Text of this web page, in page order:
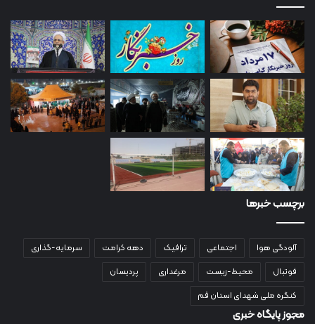
برچسب خبرها
آلودگی هوا اجتماعی ترافیک دهه کرامت
سرمایه-گذاری
فوتبال
محیط-زیست مرغداری
پردیسان
کنگره ملی شهدای استان قم
مجوز پایگاه خبری